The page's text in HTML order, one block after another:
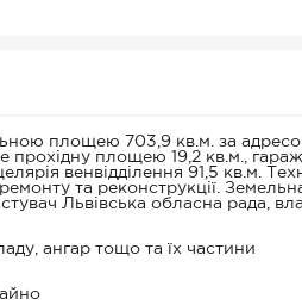
площею 703,9 кв.м. за
прохідну площею 19,2 кв.м.,
венвідділення 91,5 кв.м.
та реконструкції.
Львівська обласна рада,
ангар тощо та їх частини